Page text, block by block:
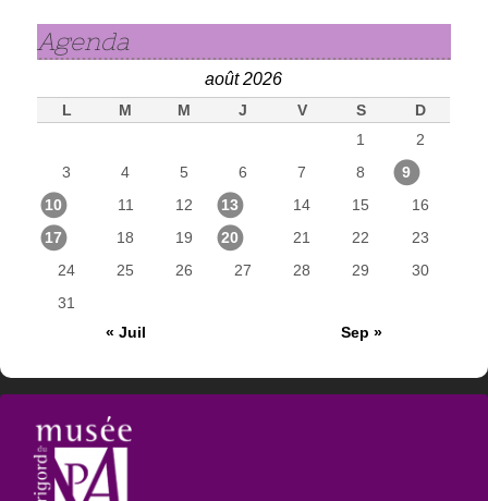
Agenda
août 2026
L M M J V S
D
1
2
3
4 5 6 7 8
9
10
11 12 13 14 15
16
17
18 19 20 21 22
23
24
25 26 27 28 29
30
31
« Juil
Sep »